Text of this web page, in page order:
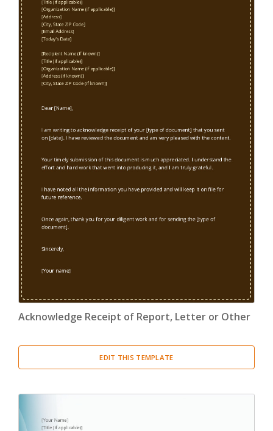
Acknowledge Receipt of Report, Letter or Other
EDIT THIS TEMPLATE